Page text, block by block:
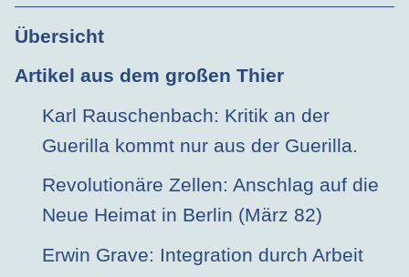
Übersicht
Artikel aus dem großen Thier
Karl Rauschenbach: Kritik an der
Guerilla kommt nur aus der Guerilla.
Revolutionäre Zellen: Anschlag auf die
Neue Heimat in Berlin (März 82)
Erwin Grave: Integration durch Arbeit